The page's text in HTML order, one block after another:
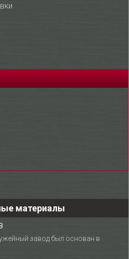
материалы
завод был основан в